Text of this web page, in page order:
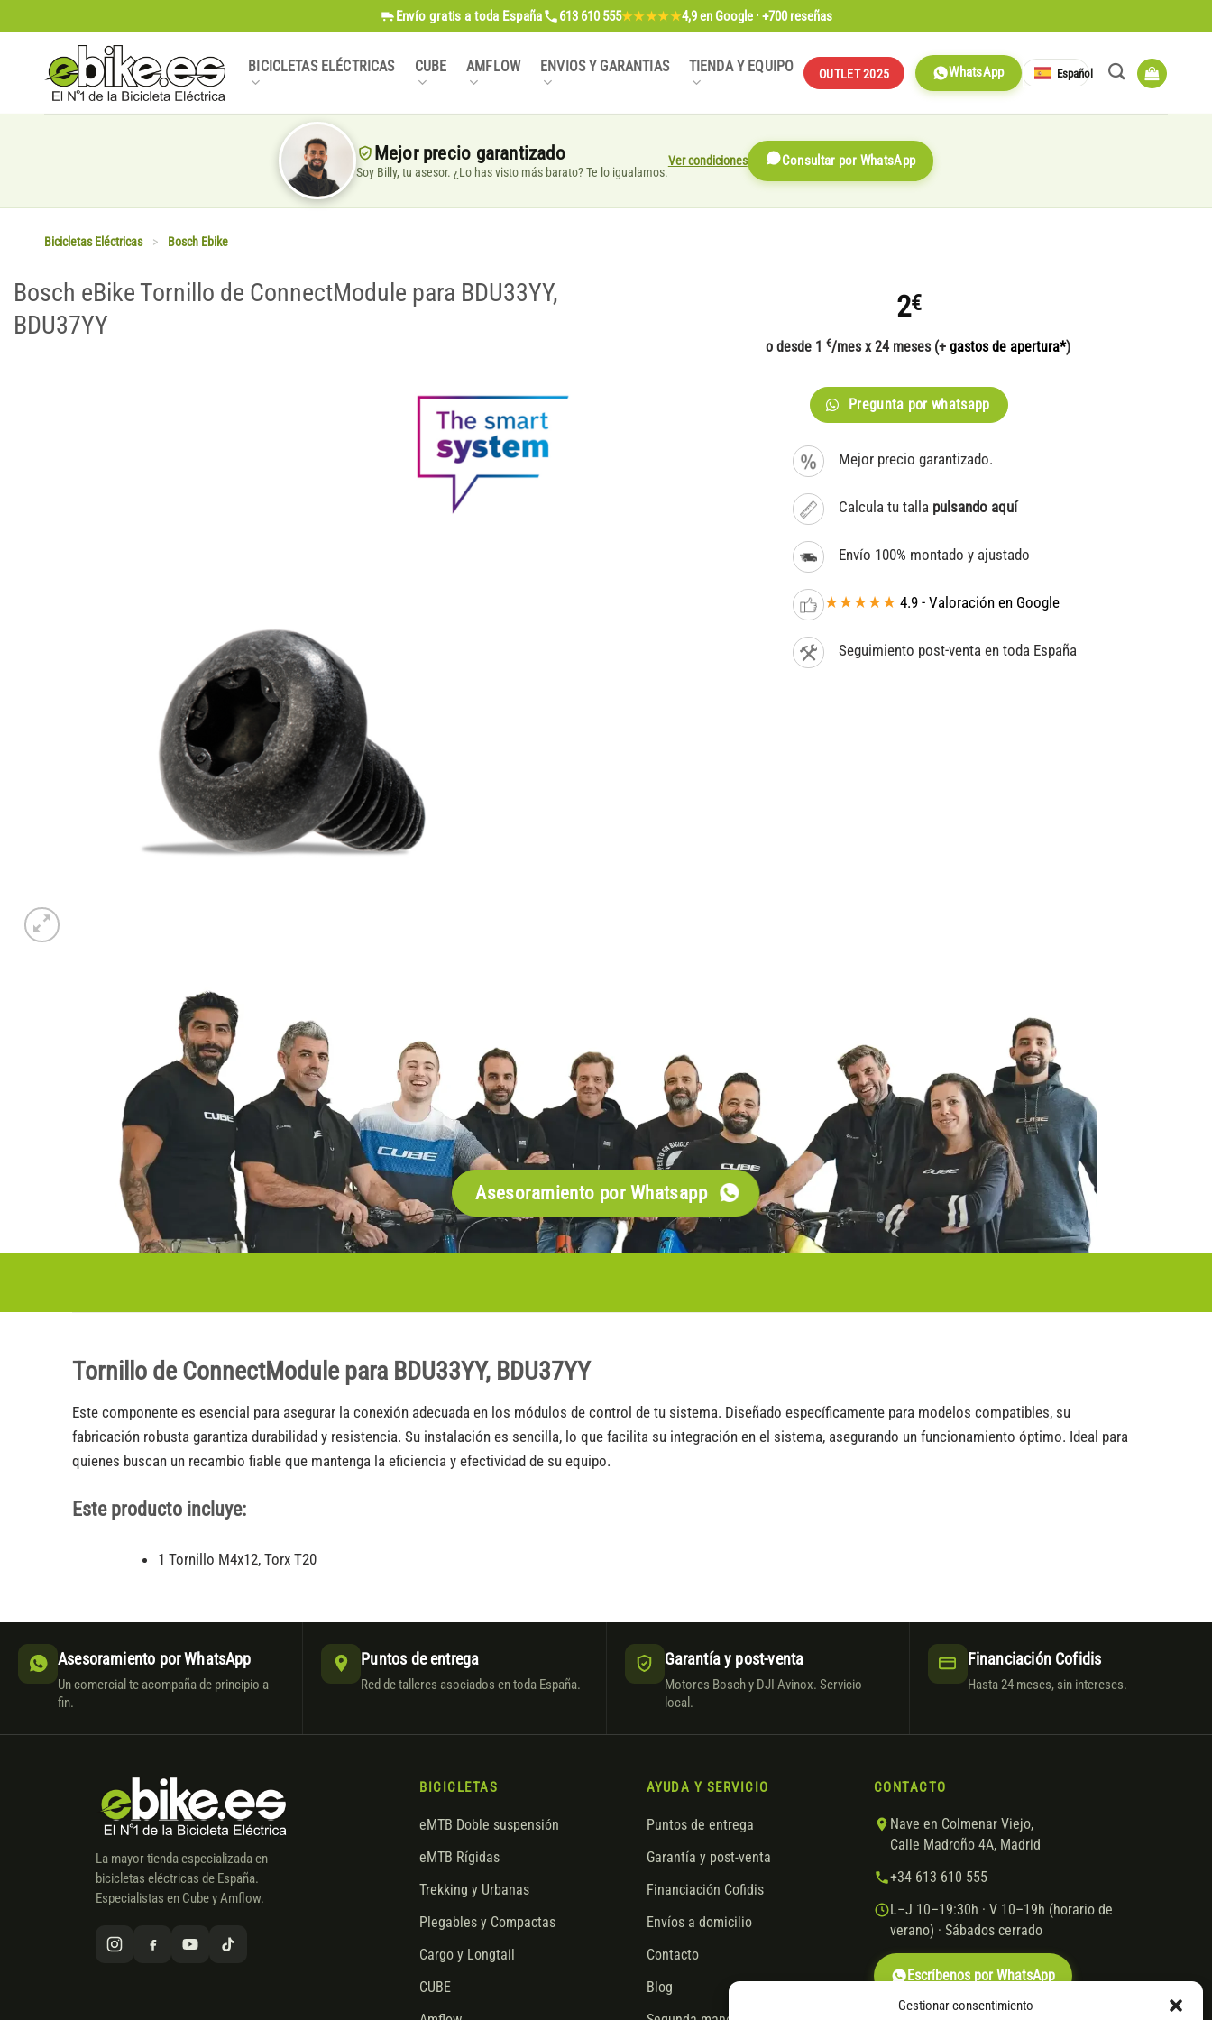
Gestionar consentimiento
al
contenido
Envío gratis a toda España 613 610 555★★★★★4,9en Google · +700 reseñas
BICICLETAS ELÉCTRICAS CUBE AMFLOW ENVIOS Y GARANTIAS TIENDA Y EQUIPO OUTLET 2025 WhatsApp Español
Mejor precio garantizado
Soy Billy, tu asesor. ¿Lo has visto más barato? Te lo igualamos.
Ver condiciones Consultar por WhatsApp
Bicicletas Eléctricas > Bosch Ebike
Bosch eBike Tornillo de ConnectModule para BDU33YY,
BDU37YY
2€
o desde 1 €/mes x 24 meses (+ gastos de apertura*)
Pregunta por whatsapp
Mejor precio garantizado.
Calcula tu talla pulsando aquí
Envío 100% montado y ajustado
★★★★★ 4.9 - Valoración en Google
Seguimiento post-venta en toda España
Asesoramiento por Whatsapp
Tornillo de ConnectModule para BDU33YY, BDU37YY
Este componente es esencial para asegurar la conexión adecuada en los módulos de control de tu sistema. Diseñado específicamente para modelos compatibles, su
fabricación robusta garantiza durabilidad y resistencia. Su instalación es sencilla, lo que facilita su integración en el sistema, asegurando un funcionamiento óptimo. Ideal para
quienes buscan un recambio fiable que mantenga la eficiencia y efectividad de su equipo.
Este producto incluye:
1 Tornillo M4x12, Torx T20
Asesoramiento por WhatsApp
Un comercial te acompaña de principio a
fin.
Puntos de entrega
Red de talleres asociados en toda España.
Garantía y post-venta
Motores Bosch y DJI Avinox. Servicio
local.
Financiación Cofidis
Hasta 24 meses, sin intereses.
La mayor tienda especializada en
bicicletas eléctricas de España.
Especialistas en Cube y Amflow.
BICICLETAS
eMTB Doble suspensión
eMTB Rígidas
Trekking y Urbanas
Plegables y Compactas
Cargo y Longtail
CUBE
AYUDA Y SERVICIO
Puntos de entrega
Garantía y post-venta
Financiación Cofidis
Envíos a domicilio
Contacto
Blog
CONTACTO
Nave en Colmenar Viejo,
Calle Madroño 4A, Madrid
+34 613 610 555
L–J 10–19:30h · V 10–19h (horario de
verano) · Sábados cerrado
Escríbenos por WhatsApp